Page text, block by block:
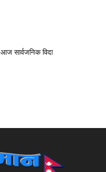
आज सार्वजनिक विदा